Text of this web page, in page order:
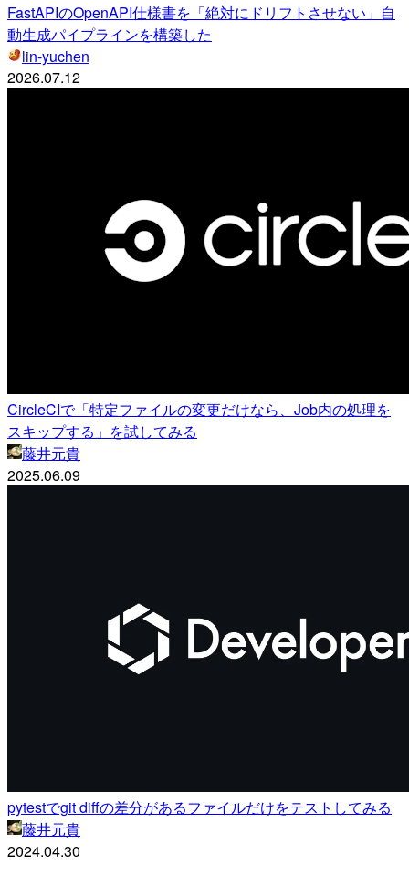
FastAPIのOpenAPI仕様書を「絶対にドリフトさせない」自
動生成パイプラインを構築した
lin-yuchen
2026.07.12
CircleCIで「特定ファイルの変更だけなら、Job内の処理を
スキップする」を試してみる
藤井元貴
2025.06.09
pytestでgit diffの差分があるファイルだけをテストしてみる
藤井元貴
2024.04.30